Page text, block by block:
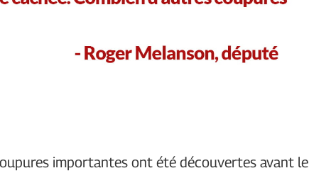
importantes ont été découvertes avant le